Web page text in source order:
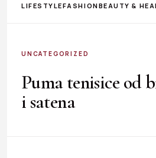
LIFESTYLEFASHIONBEAUTY &
UNCATEGORIZED
Puma tenisice od
i satena